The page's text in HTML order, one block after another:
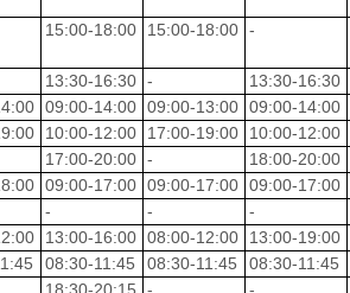
15:00-18:00 15:00-18:00 -
13:30-16:30 - 13:30-16:30
09:00-14:00 09:00-13:00 09:00-14:00
10:00-12:00 17:00-19:00 10:00-12:00
17:00-20:00 - 18:00-20:00
09:00-17:00 09:00-17:00 09:00-17:00
- - -
13:00-16:00 08:00-12:00 13:00-19:00
08:30-11:45 08:30-11:45 08:30-11:45